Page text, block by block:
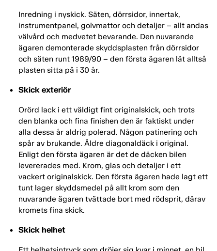
Inredning i nyskick. Säten, dörrsidor, innertak,
instrumentpanel, golvmattor och detaljer – allt andas
välvård och medvetet bevarande. Den nuvarande
ägaren demonterade skyddsplasten från dörrsidor
och säten runt 1989/90 – den första ägaren lät alltså
plasten sitta på i 30 år.
Skick exteriör
Orörd lack i ett väldigt fint originalskick, och trots
den blanka och fina finishen den är faktiskt under
alla dessa år aldrig polerad. Någon patinering och
spår av brukande. Äldre diagonaldäck i original.
Enligt den första ägaren är det de däcken bilen
levererades med. Krom, glas och detaljer i ett
vackert originalskick. Den första ägaren hade lagt ett
tunt lager skyddsmedel på allt krom som den
nuvarande ägaren tvättade bort med rödsprit, därav
kromets fina skick.
Skick helhet